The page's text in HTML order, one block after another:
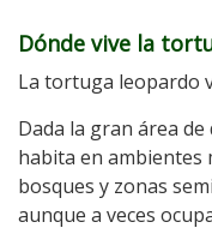
Dónde vive la
La tortuga leopardo
Dada la gran área
habita en ambientes
bosques y zonas
aunque a veces